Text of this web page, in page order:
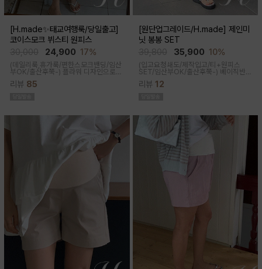
[H.made✨태교여행룩/당일출고]
코이스모크 뷔스티 원피스
24,900 17%
(데일리룩,휴가룩/편한스모크밴딩/임산
부OK/출산후쭉-) 플라워 디자인으로
여성스러워 소장욕구를 업시켜주는 뷔
스티에 원피스랍니다
리뷰 85
[원단업그레이드/H.made] 제인미
닛 봉봉 SET
35,900 10%
(입고요청쇄도/제작입고/티+원피스
SET/임산부OK/출산후쭉-) 베이직반팔
과 나시 원피스 세트 구성으로 가성비세
트로 탄탄한 코튼원단으로 부드럽고 내
리뷰 12